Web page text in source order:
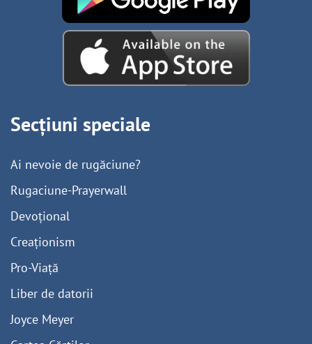
Secțiuni speciale
Ai nevoie de rugăciune?
Rugaciune-Prayerwall
Devoțional
Creaționism
Pro-Viață
Liber de datorii
Joyce Meyer